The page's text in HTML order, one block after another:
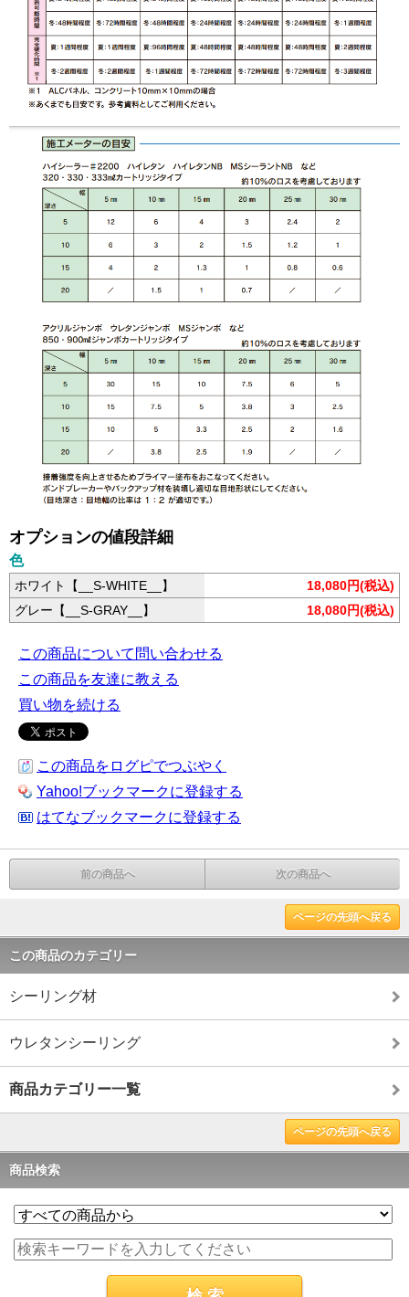
オプションの値段詳細
色
ホワイト【__S-WHITE__】
18,080円(税込)
グレー【__S-GRAY__】
18,080円(税込)
この商品について問い合わせる
この商品を友達に教える
買い物を続ける
この商品をログピでつぶやく
Yahoo!ブックマークに登録する
はてなブックマークに登録する
前の商品へ 次の商品へ
ページの先頭へ戻る
この商品のカテゴリー
シーリング材
ウレタンシーリング
商品カテゴリー一覧
ページの先頭へ戻る
商品検索